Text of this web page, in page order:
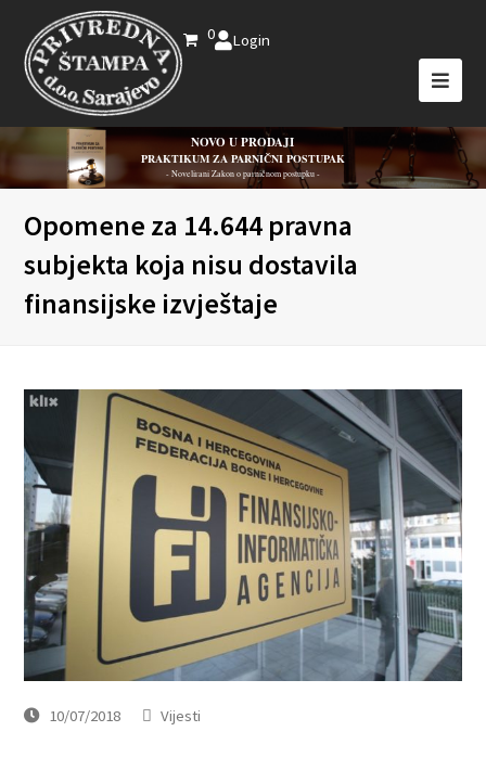
0 Login
NOVO U PRODAJI
PRAKTIKUM ZA PARNIČNI POSTUPAK
- Novelirani Zakon o parničnom postupku -
Opomene za 14.644 pravna
subjekta koja nisu dostavila
finansijske izvještaje
10/07/2018 Vijesti